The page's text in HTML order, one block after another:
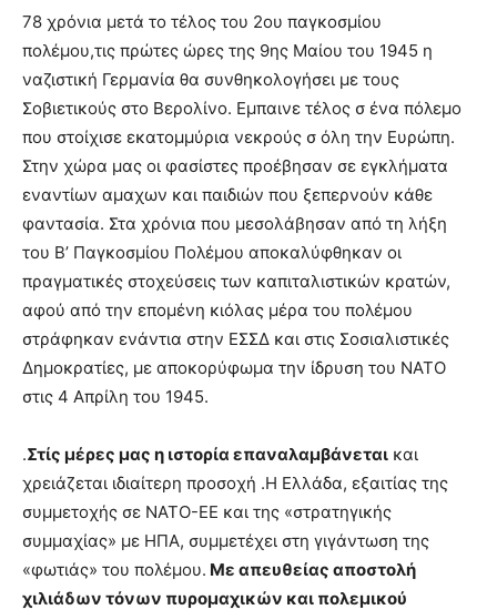
78 χρόνια μετά το τέλος του 2ου παγκοσμίου
πολέμου,τις πρώτες ώρες της 9ης Μαίου του 1945 η
ναζιστική Γερμανία θα συνθηκολογήσει με τους
Σοβιετικούς στο Βερολίνο. Εμπαινε τέλος σ ένα πόλεμο
που στοίχισε εκατομμύρια νεκρούς σ όλη την Ευρώπη.
Στην χώρα μας οι φασίστες προέβησαν σε εγκλήματα
εναντίων αμαχων και παιδιών που ξεπερνούν κάθε
φαντασία. Στα χρόνια που μεσολάβησαν από τη λήξη
του Β’ Παγκοσμίου Πολέμου αποκαλύφθηκαν οι
πραγματικές στοχεύσεις των καπιταλιστικών κρατών,
αφού από την επομένη κιόλας μέρα του πολέμου
στράφηκαν ενάντια στην ΕΣΣΔ και στις Σοσιαλιστικές
Δημοκρατίες, με αποκορύφωμα την ίδρυση του ΝΑΤΟ
στις 4 Απρίλη του 1945.
.Στίς μέρες μας η ιστορία επαναλαμβάνεται και
χρειάζεται ιδιαίτερη προσοχή .Η Ελλάδα, εξαιτίας της
συμμετοχής σε ΝΑΤΟ-ΕΕ και της «στρατηγικής
συμμαχίας» με ΗΠΑ, συμμετέχει στη γιγάντωση της
«φωτιάς» του πολέμου. Με απευθείας αποστολή
χιλιάδων τόνων πυρομαχικών και πολεμικού